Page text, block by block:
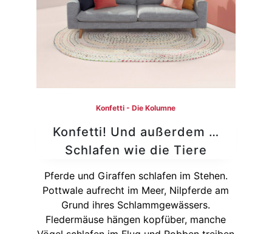
Konfetti - Die Kolumne
Konfetti! Und außerdem …
Schlafen wie die Tiere
Pferde und Giraffen schlafen im Stehen.
Pottwale aufrecht im Meer, Nilpferde am
Grund ihres Schlammgewässers.
Fledermäuse hängen kopfüber, manche